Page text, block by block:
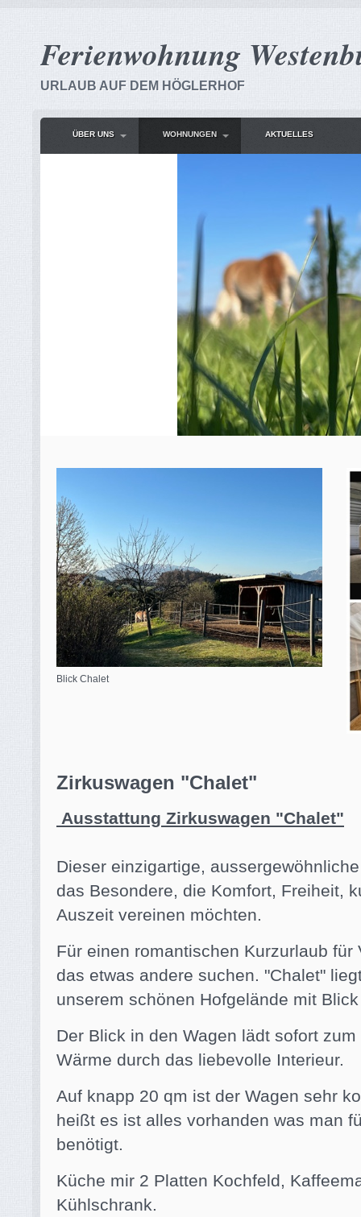
Ferienwohnung
URLAUB AUF DEM HÖGLERHOF
ÜBER UNS WOHNUNGEN AKTUELLES
Blick Chalet
Zirkuswagen "Chalet"
Ausstattung Zirkuswagen "Chalet"
Dieser einzigartige,
das Besondere, die Komfort, Freiheit,
Auszeit vereinen möchten.
Für einen romantischen Kurzurlaub
das etwas andere suchen. "Chalet"
unserem schönen Hofgelände mit
Der Blick in den Wagen lädt sofort
Wärme durch das liebevolle Interieur.
Auf knapp 20 qm ist der Wagen sehr
heißt es ist alles vorhanden was man
benötigt.
Küche mir 2 Platten Kochfeld,
Kühlschrank.